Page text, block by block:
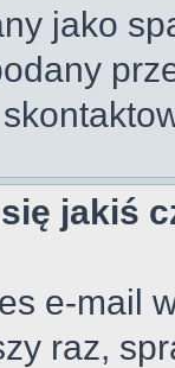
jako
jakiś
e-mail
raz,